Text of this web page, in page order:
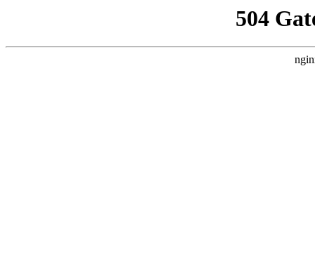
504